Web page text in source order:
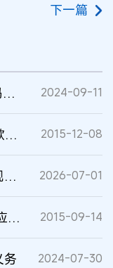
下一篇
Vivo加入Via LA高级音频编码专利池 2024-09-11
谷歌获HUD专利：将用于谷歌眼镜 2015-12-08
未完整公开产品整体设计的现有设计特征可以用于组合对比的条件 2026-07-01
谷歌获自动调节系统专利 或应用于智能眼镜 2015-09-14
务 2024-07-30